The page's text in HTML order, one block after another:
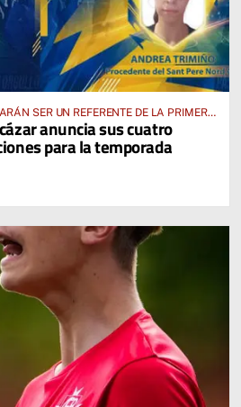
SER UN REFERENTE DE LA PRIMERA
FEMENINAanuncia sus cuatro
para la temporada